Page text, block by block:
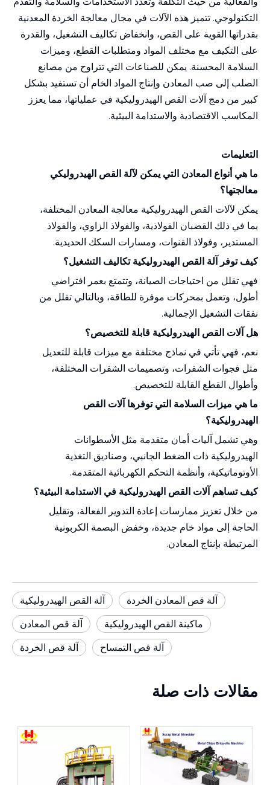
التكنولوجي. تتميز هذه الآلات في مجال معالجة الخردة المعدنية
بقدراتها القوية على القص، وانخفاض تكاليف التشغيل، والقدرة
على التكيف مع مختلف المواد ومتطلبات القطع، وميزات
السلامة المحسنة. يمكن للصناعات التي تتراوح من مصانع
الصلب إلى صب المعادن وإنتاج المواد الخام أن تستفيد بشكل
كبير من دمج آلات القص الهيدروليكية في عملياتها، مما يعزز
المكاسب الاقتصادية والاستدامة البيئية.
التعليمات
ما هي أنواع المعادن التي يمكن لآلة القص الهيدروليكي
معالجتها؟
يمكن لآلات القص الهيدروليكية معالجة المعادن المختلفة،
بما في ذلك القضبان الفولاذية، والفولاذ الزاوي، والفولاذ
المستدير، وفولاذ القنوات، ومسارات السكك الحديدية.
كيف توفر آلة القص الهيدروليكية تكاليف التشغيل؟
فهي تقلل من احتياجات الصيانة، وتتمتع بعمر افتراضي
أطول، وتعمل بمحركات موفرة للطاقة، وبالتالي تقلل من
نفقات التشغيل الإجمالية.
هل آلات القص الهيدروليكية قابلة للتخصيص؟
نعم، فهي تأتي في نماذج مختلفة مع ميزات قابلة للتعديل
مثل فجوات الشفرات، وتصميمات الشفرات المختلفة،
وأطوال القطع القابلة للتخصيص.
ما هي ميزات السلامة التي توفرها آلات القص
الهيدروليكية؟
وهي تشمل آليات أمان متقدمة مثل الأسطوانات
الهيدروليكية ذات الضغط الجانبي، وصناديق التغذية
الأوتوماتيكية، وأنظمة التحكم الكهربائية المتقدمة.
كيف تساهم آلات القص الهيدروليكية في الاستدامة البيئية؟
من خلال تعزيز ممارسات إعادة التدوير الفعالة، وتقليل
الحاجة إلى مواد خام جديدة، وخفض البصمة الكربونية
المرتبطة بإنتاج المعادن.
آلة القص الهيدروليكية آلة قص المعادن الخردة
آلة قص المعادن ماكينة القص الهيدروليكية
آلة قص الخردة آلة قص التمساح
مقالات ذات صلة